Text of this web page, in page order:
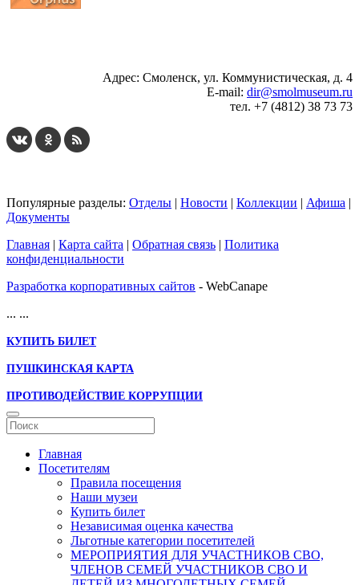
Адрес: Смоленск, ул. Коммунистическая, д. 4
E-mail: dir@smolmuseum.ru
тел. +7 (4812) 38 73 73
Популярные разделы: Отделы | Новости | Коллекции | Афиша |
Документы
Главная | Карта сайта | Обратная связь | Политика
конфиденциальности
Разработка корпоративных сайтов - WebCanape
... ...
КУПИТЬ БИЛЕТ
ПУШКИНСКАЯ КАРТА
ПРОТИВОДЕЙСТВИЕ КОРРУПЦИИ
Главная
Посетителям
Правила посещения
Наши музеи
Купить билет
Независимая оценка качества
Льготные категории посетителей
МЕРОПРИЯТИЯ ДЛЯ УЧАСТНИКОВ СВО,
ЧЛЕНОВ СЕМЕЙ УЧАСТНИКОВ СВО И